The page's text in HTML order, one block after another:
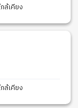
ล้เคียง
ล้เคียง